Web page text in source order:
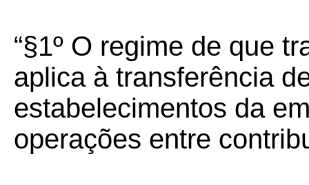
“§1º O regime de que
aplica à transferência
estabelecimentos da
operações entre